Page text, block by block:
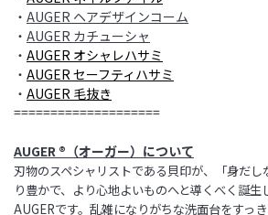
・ AUGER ヘアデザインコーム
・ AUGER カチューシャ
・ AUGER オシャレハサミ
・ AUGER セーフティハサミ
・ AUGER 毛抜き
====================
AUGER ®（オーガー）について
刃物のスペシャリストである貝印が、「身だ
り豊かで、より心地よいものへと導くべく 誕生
AUGERです。乱雑になりがちな洗面台をすっ